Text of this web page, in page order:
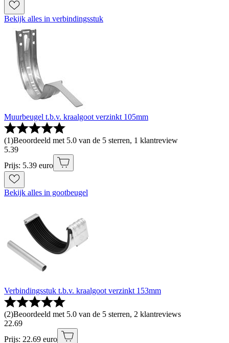
Bekijk alles in verbindingsstuk
Muurbeugel t.b.v. kraalgoot verzinkt 105mm
(1)Beoordeeld met 5.0 van de 5 sterren, 1 klantreview
5.39
Prijs: 5.39 euro
Bekijk alles in gootbeugel
Verbindingsstuk t.b.v. kraalgoot verzinkt 153mm
(2)Beoordeeld met 5.0 van de 5 sterren, 2 klantreviews
22.69
Prijs: 22.69 euro